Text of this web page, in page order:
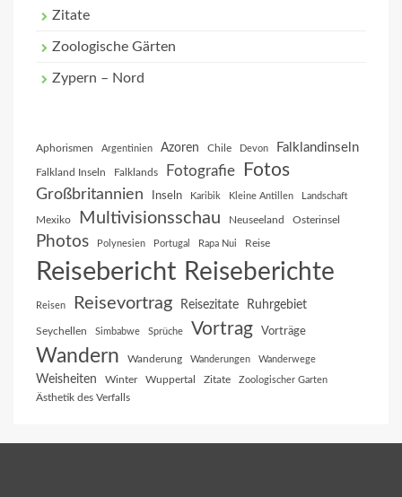
Zitate
Zoologische Gärten
Zypern – Nord
Aphorismen Argentinien Azoren Chile Devon Falklandinseln
Falkland Inseln Falklands Fotografie Fotos
Großbritannien Inseln Karibik Kleine Antillen Landschaft
Mexiko Multivisionsschau Neuseeland Osterinsel
Photos Polynesien Portugal Rapa Nui Reise
Reisebericht Reiseberichte
Reisen Reisevortrag Reisezitate Ruhrgebiet
Seychellen Simbabwe Sprüche Vortrag Vorträge
Wandern Wanderung Wanderungen Wanderwege
Weisheiten Winter Wuppertal Zitate Zoologischer Garten
Ästhetik des Verfalls